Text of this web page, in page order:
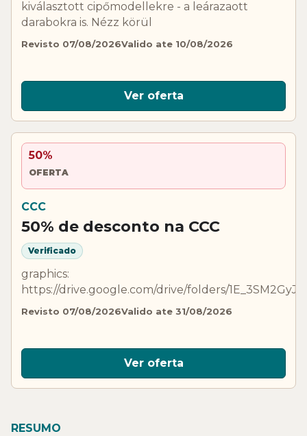
kiválasztott cipőmodellekre - a leárazaott
darabokra is. Nézz körül
Revisto 07/08/2026Valido ate 10/08/2026
Ver oferta
50%
OFERTA
CCC
50% de desconto na CCC
Verificado
graphics:
https://drive.google.com/drive/folders/
Revisto 07/08/2026Valido ate 31/08/2026
Ver oferta
RESUMO